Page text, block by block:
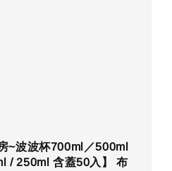
~波波杯700ml／500ml
/ 250ml 含蓋50入】 布